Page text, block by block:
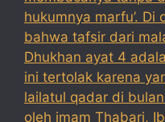
hukumnya marfu’.
bahwa tafsir dari
Dhukhan ayat 4
ini tertolak karena
lailatul qadar di
oleh imam Thabari,